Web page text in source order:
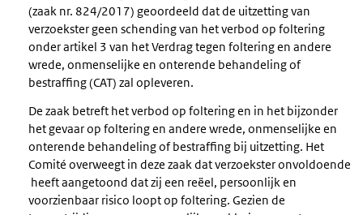
(zaak nr. 824/2017) geoordeeld dat de uitzetting van
verzoekster geen schending van het verbod op foltering
onder artikel 3 van het Verdrag tegen foltering en andere
wrede, onmenselijke en onterende behandeling of
bestraffing (CAT) zal opleveren.
De zaak betreft het verbod op foltering en in het bijzonder
het gevaar op foltering en andere wrede, onmenselijke en
onterende behandeling of bestraffing bij uitzetting. Het
Comité overweegt in deze zaak dat verzoekster onvoldoende
heeft aangetoond dat zij een reëel, persoonlijk en
voorzienbaar risico loopt op foltering. Gezien de